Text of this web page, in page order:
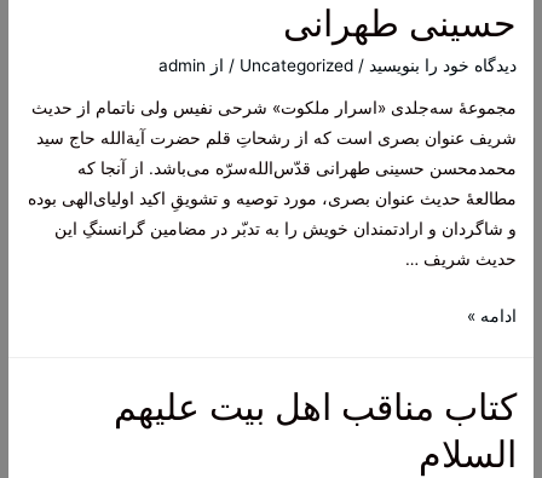
دکتر
سروش
درباره
وحى
حسینی طهرانی
دیدگاه‌ خود را بنویسید /
Uncategorized / از admin
مجموعۀ سه‌جلدی «اسرار ملکوت» شرحی نفیس ولی ناتمام از حدیث
شریف عنوان بصری است که از رشحاتِ قلم حضرت آیة‌الله حاج سید
محمدمحسن حسینی طهرانی قدّس‌الله‌سرّه می‌باشد. از آنجا که
مطالعۀ حدیث عنوان بصری، مورد توصیه و تشویقِ اکید اولیای‌الهی بوده
و شاگردان و ارادتمندان خویش را به تدبّر در مضامین گرانسنگِ این
حدیث شریف …
مجموعه
ملکوت
3
جلدی
ادامه »
کتاب مناقب اهل بیت علیهم
السلام